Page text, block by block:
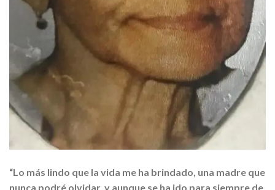
“Lo más lindo que la vida me ha brindado, una madre que
nunca podré olvidar, y aunque se ha ido para siempre de